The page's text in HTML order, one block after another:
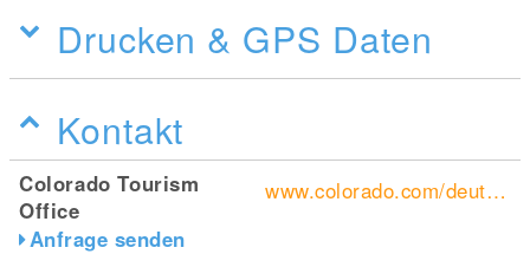
Drucken & GPS Daten
Kontakt
Colorado Tourism
Office
Anfrage senden
www.colorado.com/deutsch/home